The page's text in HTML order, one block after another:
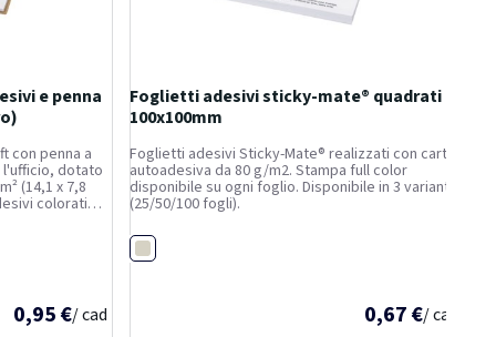
e penna
con penna a
dotato
(14,1 x 7,8
colorati
0,95 €/ cad
Foglietti adesivi sticky-mate® quadrati
100x100mm
Foglietti adesivi Sticky-Mate® realizzati con carta
autoadesiva da 80 g/m2. Stampa full color
disponibile su ogni foglio. Disponibile in 3 varianti
(25/50/100 fogli).
Bianco
0,67 €/ cad